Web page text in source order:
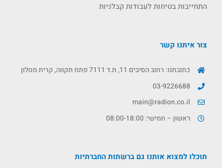
התחייבות בטיחות לעבודות קבלניות
צור איתנו קשר
כתובתנו: רחוב הסיבים 11, ת.ד 7111 פתח תקווה, קרית מטלון
03-9226688
main@radion.co.il
ראשון – חמישי: 08:00-18:00
תוכלו למצוא אותנו גם ברשתות החברתיות